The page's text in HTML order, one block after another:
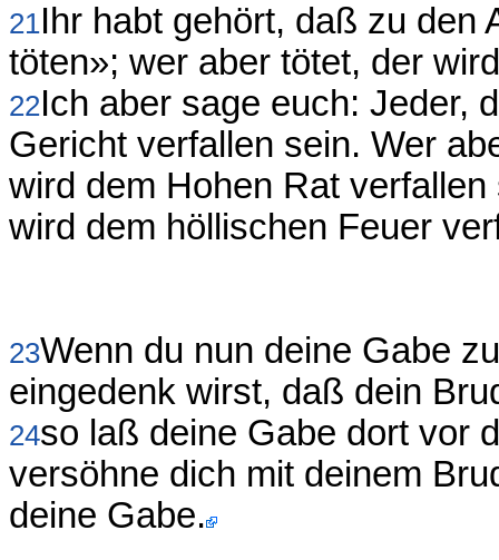
21Ihr habt gehört, daß zu den
töten»; wer aber tötet, der
22Ich aber sage euch: Jeder,
Gericht verfallen sein. Wer
wird dem Hohen Rat
wird dem höllischen Feuer
23Wenn du nun deine Gabe
eingedenk wirst, daß dein
24so laß deine Gabe dort vor
versöhne dich mit deinem
deine Gabe.